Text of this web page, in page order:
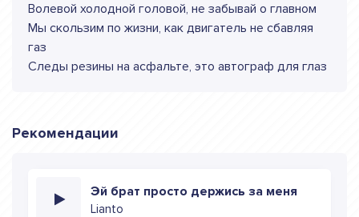
Волевой холодной головой, не забывай о главном
Мы скользим по жизни, как двигатель не сбавляя
газ
Следы резины на асфальте, это автограф для глаз
Рекомендации
Эй брат просто держись за меня
Lianto